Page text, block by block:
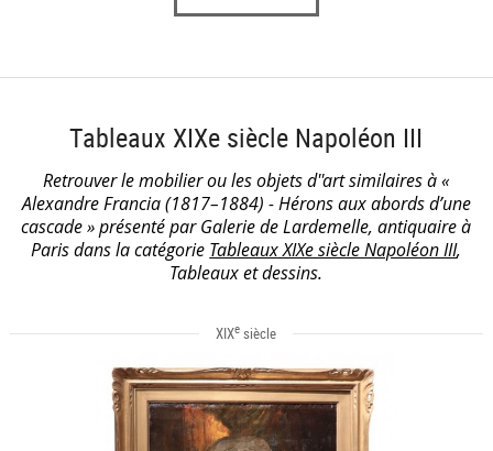
Tableaux XIXe siècle Napoléon III
Retrouver le mobilier ou les objets d''art similaires à «
Alexandre Francia (1817–1884) - Hérons aux abords d’une
cascade » présenté par Galerie de Lardemelle, antiquaire à
Paris dans la catégorie Tableaux XIXe siècle Napoléon III,
Tableaux et dessins.
XIXe siècle